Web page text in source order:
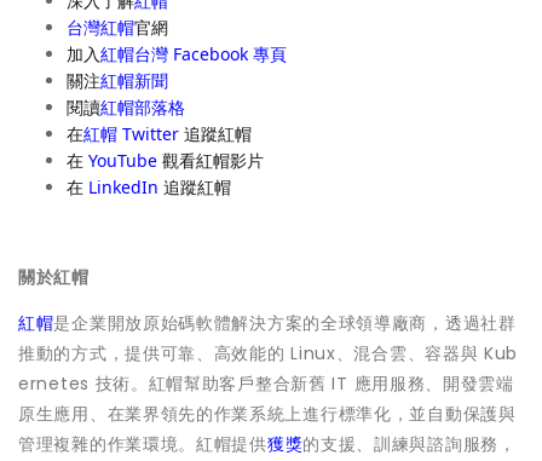
台灣紅帽官網
加入紅帽台灣 Facebook 專頁
關注紅帽新聞
閱讀紅帽部落格
在紅帽 Twitter 追蹤紅帽
在 YouTube 觀看紅帽影片
在 LinkedIn 追蹤紅帽
關於紅帽
紅帽是企業開放原始碼軟體解決方案的全球領導廠商，透過社群
推動的方式，提供可靠、高效能的 Linux、混合雲、容器與 Kub
ernetes 技術。紅帽幫助客戶整合新舊 IT 應用服務、開發雲端
原生應用、在業界領先的作業系統上進行標準化，並自動保護與
管理複雜的作業環境。紅帽提供獲獎的支援、訓練與諮詢服務，